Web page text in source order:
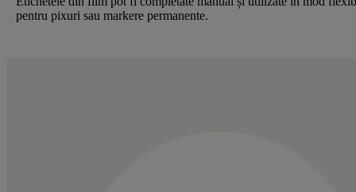
pentru pixuri sau markere permanente.